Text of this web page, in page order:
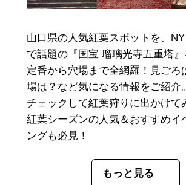
山口県の人気紅葉スポットを、
で話題の『国宝 瑠璃光寺五重塔』
定番から穴場まで全網羅！見ごろ
場は？など気になる情報をご紹介
チェックして紅葉狩りに出かけて
紅葉シーズンの人気＆おすすめイ
ングも必見！
もっと見る